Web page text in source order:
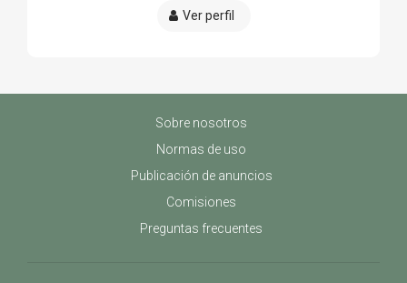
Ver perfil
Sobre nosotros
Normas de uso
Publicación de anuncios
Comisiones
Preguntas frecuentes